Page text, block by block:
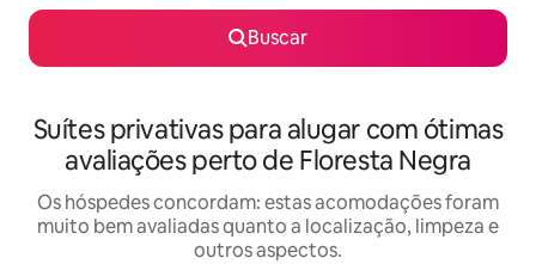
Buscar
Suítes privativas para alugar com ótimas
avaliações perto de Floresta Negra
Os hóspedes concordam: estas acomodações foram
muito bem avaliadas quanto a localização, limpeza e
outros aspectos.